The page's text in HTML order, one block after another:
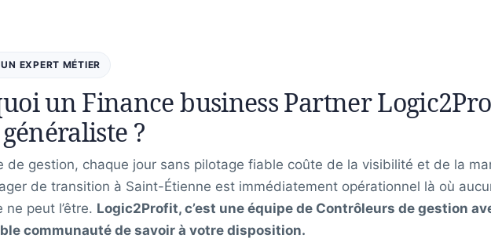
EXPERT MÉTIER
un Finance business Partner
?
de gestion, chaque jour sans pilotage fiable coûte de la visibilité et de la
de transition à Saint-Étienne est immédiatement opérationnel là où
ne peut l’être. Logic2Profit, c’est une équipe de Contrôleurs de gestion
communauté de savoir à votre disposition.